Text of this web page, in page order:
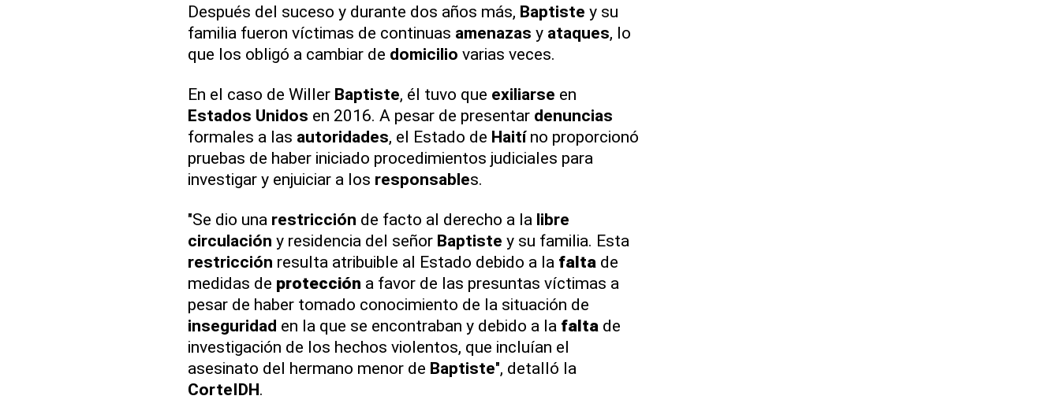
Después del suceso y durante dos años más, Baptiste y su
familia fueron víctimas de continuas amenazas y ataques, lo
que los obligó a cambiar de domicilio varias veces.
En el caso de Willer Baptiste, él tuvo que exiliarse en
Estados Unidos en 2016. A pesar de presentar denuncias
formales a las autoridades, el Estado de Haitíno proporcionó
pruebas de haber iniciado procedimientos judiciales para
investigar y enjuiciar a los responsables.
"Se dio una restricción de facto al derecho a la libre
circulación y residencia del señor Baptiste y su familia. Esta
restricción resulta atribuible al Estado debido a la falta de
medidas de protección a favor de las presuntas víctimas a
pesar de haber tomado conocimiento de la situación de
inseguridad en la que se encontraban y debido a la falta de
investigación de los hechos violentos, que incluían el
asesinato del hermano menor de Baptiste", detalló la
CorteIDH.